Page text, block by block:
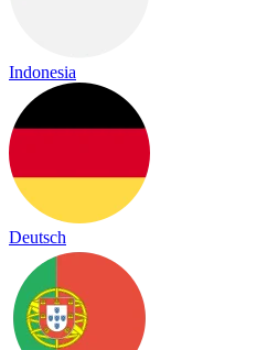
Indonesia
Deutsch